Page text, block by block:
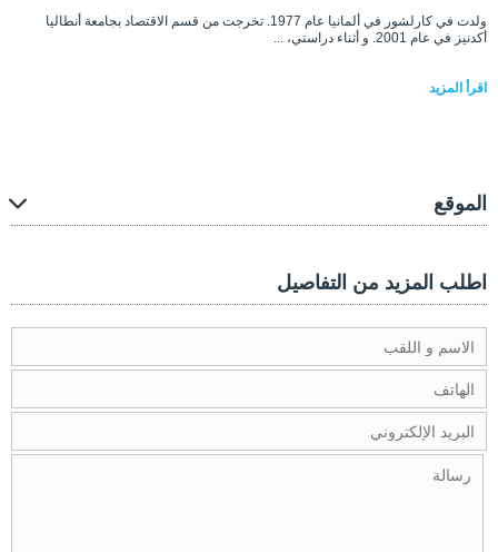
ولدت في كارلشور في ألمانيا عام 1977. تخرجت من قسم الاقتصاد بجامعة أنطاليا
أكدنيز في عام 2001. و أثناء دراستي، ...
اقرأ المزيد
الموقع
اطلب المزيد من التفاصيل